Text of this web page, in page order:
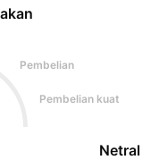
Pembelian
Pembelian kuat
Netral